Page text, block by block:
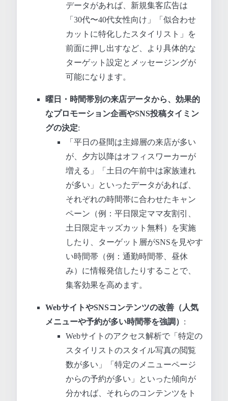
データがあれば、新規集客広告は
「30代〜40代女性向け」「似合わせ
カットに特化したスタイリスト」を
前面に押し出すなど、より具体的な
ターゲット設定とメッセージングが
可能になります。
曜日・時間帯別の来店データから、効果的
なプロモーション企画やSNS投稿タイミン
グの決定:
「平日の昼間は主婦層の来店が多い
が、夕方以降はオフィスワーカーが
増える」「土日の午前中は家族連れ
が多い」といったデータがあれば、
それぞれの時間帯に合わせたキャン
ペーン（例：平日限定ママ友割引、
土日限定キッズカット無料）を実施
したり、ターゲット層がSNSを見やす
い時間帯（例：通勤時間帯、昼休
み）に情報発信したりすることで、
集客効果を高めます。
WebサイトやSNSコンテンツの改善（人気
メニューや予約が多い時間帯を強調） :
Webサイトのアクセス解析で「特定の
スタイリストのスタイル写真の閲覧
数が多い」「特定のメニューページ
からの予約が多い」といった傾向が
分かれば、それらのコンテンツをト